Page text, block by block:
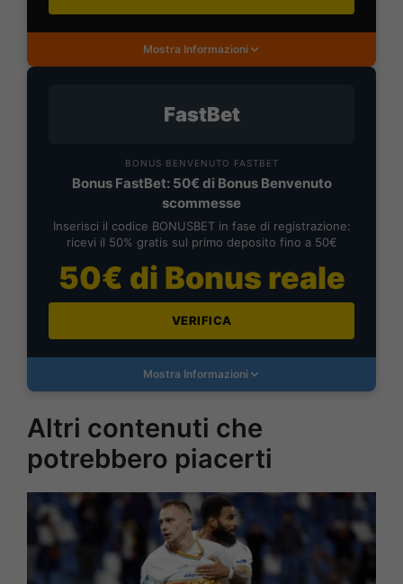
Mostra Informazioni
FastBet
BONUS BENVENUTO FASTBET
Bonus FastBet: 50€ di Bonus Benvenuto
scommesse
Inserisci il codice BONUSBET in fase di registrazione:
ricevi il 50% gratis sul primo deposito fino a 50€
50€ di Bonus reale
VERIFICA
Mostra Informazioni
Altri contenuti che
potrebbero piacerti